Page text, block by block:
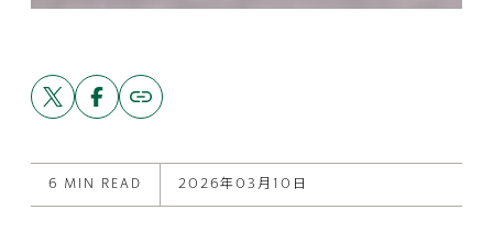
Share
this
post
X
Share
this
post
Facebook
Copy
link
to
6 MIN READ 2026年03月10日